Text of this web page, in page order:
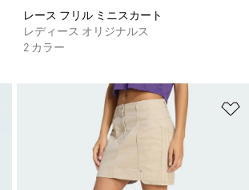
レース フリル ミニスカート
レディース オリジナルス
2 カラー
ほしいものリストに追加